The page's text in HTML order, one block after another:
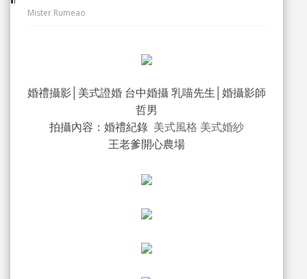
Mister Rumeao
婚禮攝影│ 美式證婚 台中婚攝 乳喵先生
│婚攝影師
哲男
拍攝內容：婚禮紀錄 美式風格 美式婚紗
王老爹開心農場